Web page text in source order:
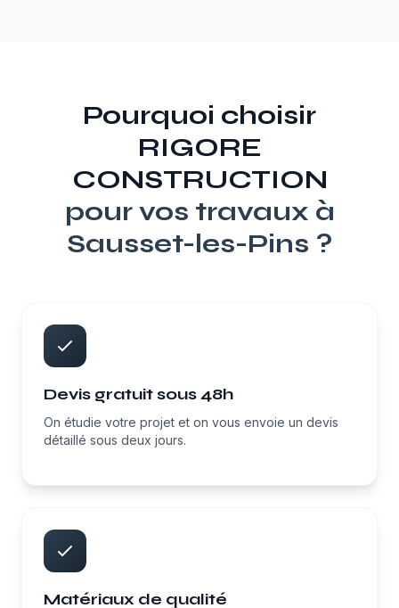
Pourquoi choisir
RIGORE
CONSTRUCTION
pour vos travaux à
Sausset-les-Pins ?
Devis gratuit sous 48h
On étudie votre projet et on vous envoie un devis
détaillé sous deux jours.
Matériaux de qualité